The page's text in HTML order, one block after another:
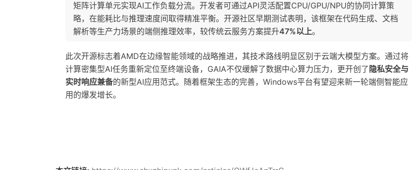
矩阵计算单元实现AI工作负载分流。开发者可通过API灵活配置CPU/GPU/NPU的协同计算策
略，在能耗比与推理速度间取得精准平衡。开源社区早期测试表明，该框架在代码生成、文档
解析等生产力场景的端侧推理效率，较传统云服务方案提升47%以上。
此次开源标志着AMD在边缘智能领域的战略推进，其技术路线明显区别于云端大模型方案。通过将
计算密集型AI任务重新定位至终端设备，GAIA不仅缓解了数据中心算力压力，更开创了 隐私安全与
实时响应兼备的新型AI应用范式。随着框架生态的完善，Windows平台有望迎来新一轮端侧智能应
用的爆发增长。